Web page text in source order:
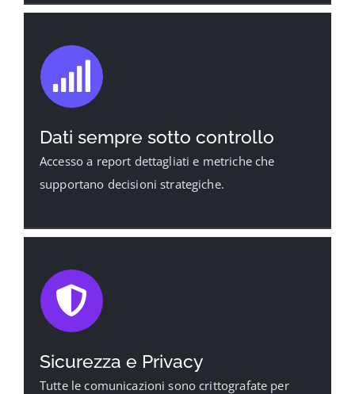
Dati sempre sotto controllo
Accesso a report dettagliati e metriche che
supportano decisioni strategiche.
Sicurezza e Privacy
Tutte le comunicazioni sono crittografate per